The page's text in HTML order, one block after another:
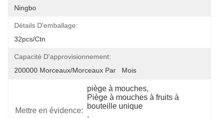
Ningbo
Détails D'emballage:
32pcs/ctn
Capacité D'approvisionnement:
200000 Morceaux/morceaux Par   Mois
Mettre en évidence:
piège à mouches,
Piège à mouches à fruits à
bouteille unique
,